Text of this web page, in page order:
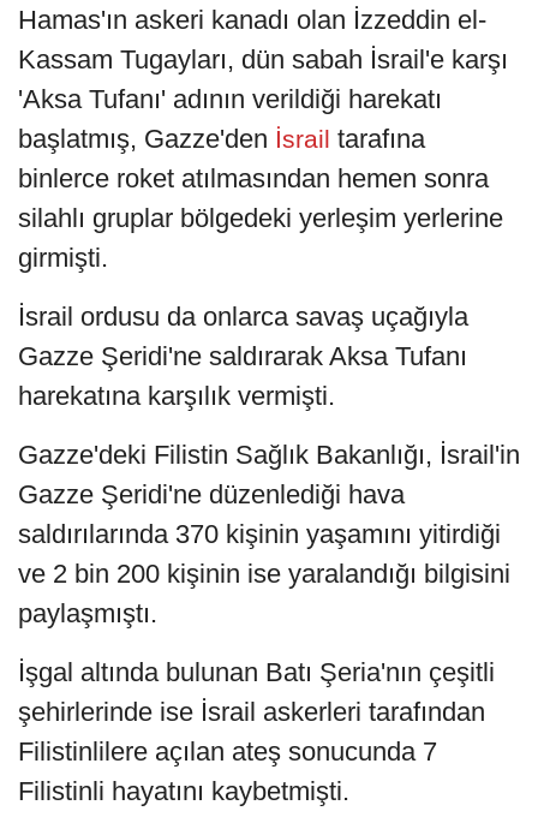
Hamas'ın askeri kanadı olan İzzeddin el-
Kassam Tugayları, dün sabah İsrail'e karşı
'Aksa Tufanı' adının verildiği harekatı
başlatmış, Gazze'den İsrail tarafına
binlerce roket atılmasından hemen sonra
silahlı gruplar bölgedeki yerleşim yerlerine
girmişti.
İsrail ordusu da onlarca savaş uçağıyla
Gazze Şeridi'ne saldırarak Aksa Tufanı
harekatına karşılık vermişti.
Gazze'deki Filistin Sağlık Bakanlığı, İsrail'in
Gazze Şeridi'ne düzenlediği hava
saldırılarında 370 kişinin yaşamını yitirdiği
ve 2 bin 200 kişinin ise yaralandığı bilgisini
paylaşmıştı.
İşgal altında bulunan Batı Şeria'nın çeşitli
şehirlerinde ise İsrail askerleri tarafından
Filistinlilere açılan ateş sonucunda 7
Filistinli hayatını kaybetmişti.